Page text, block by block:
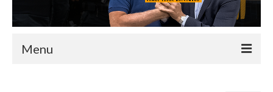
Menu